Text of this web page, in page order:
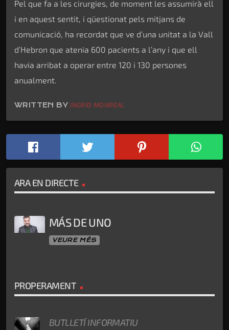
Pel que fa a les cirurgies, de moment les assumirà ell
i en aquest sentit, i qüestionat pels mitjans de
comunicació, ha recordat que ve d’una unitat a la Vall
d’Hebron que atenia 600 pacients a l’any i que ell
havia arribat a operar entre 120 i 130 persones
anualment.
WRITTEN BYINGRID MONREAL
ARA EN DIRECTE
MÁS DE UNO
VEURE MÉS
PROPERAMENT
BUTLLETÍ INFORMATIU